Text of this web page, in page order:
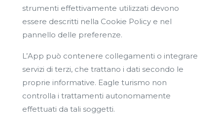
strumenti effettivamente utilizzati devono
essere descritti nella Cookie Policy e nel
pannello delle preferenze.
L’App può contenere collegamenti o integrare
servizi di terzi, che trattano i dati secondo le
proprie informative. Eagle turismo non
controlla i trattamenti autonomamente
effettuati da tali soggetti.